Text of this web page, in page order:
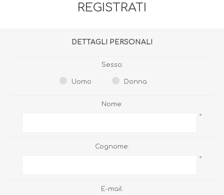
REGISTRATI
DETTAGLI PERSONALI
Sesso:
Uomo Donna
Nome:
*
Cognome:
*
E-mail: